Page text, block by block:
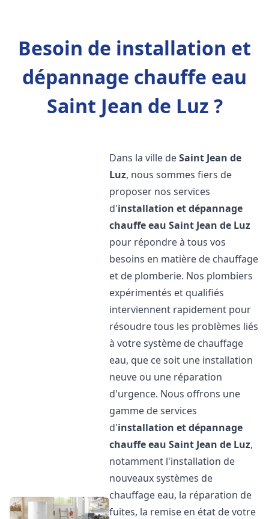
Besoin de installation et
dépannage chauffe eau
Saint Jean de Luz ?
Dans la ville deSaint Jean de
Luz, nous sommes fiers de
proposer nos services
d'installation et dépannage
chauffe eau Saint Jean de Luz
pour répondre à tous vos
besoins en matière de chauffage
et de plomberie. Nos plombiers
expérimentés et qualifiés
interviennent rapidement pour
résoudre tous les problèmes liés
à votre système de chauffage
eau, que ce soit une installation
neuve ou une réparation
d'urgence. Nous offrons une
gamme de services
d'installation et dépannage
chauffe eau Saint Jean de Luz,
notamment l'installation de
nouveaux systèmes de
chauffage eau, la réparation de
fuites, la remise en état de votre